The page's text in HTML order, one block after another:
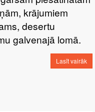
krājumiem
desertu
galvenajā lomā.
Lasīt vairāk